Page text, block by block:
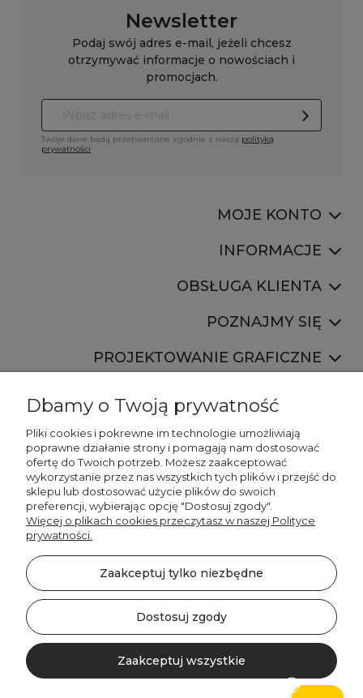
Newsletter
Podaj swój adres e-mail, jeżeli chcesz
otrzymywać informacje o nowościach i
promocjach.
Twoje dane będą przetwarzane zgodnie z naszą polityką
prywatności
MOJE KONTO
INFORMACJE
OBSŁUGA KLIENTA
POZNAJMY SIĘ
PROJEKTOWANIE GRAFICZNE
887 750 445
536 346 177
©2026 Wszelkie Prawa Zastrzeżone | DECORDRUK
Dbamy o Twoją prywatność
Pliki cookies i pokrewne im technologie umożliwiają
poprawne działanie strony i pomagają nam dostosować
ofertę do Twoich potrzeb. Możesz zaakceptować
wykorzystanie przez nas wszystkich tych plików i przejść do
sklepu lub dostosować użycie plików do swoich
preferencji, wybierając opcję "Dostosuj zgody".
Więcej o plikach cookies przeczytasz w naszej Polityce
prywatności.
Zaakceptuj tylko niezbędne
Dostosuj zgody
Zaakceptuj wszystkie